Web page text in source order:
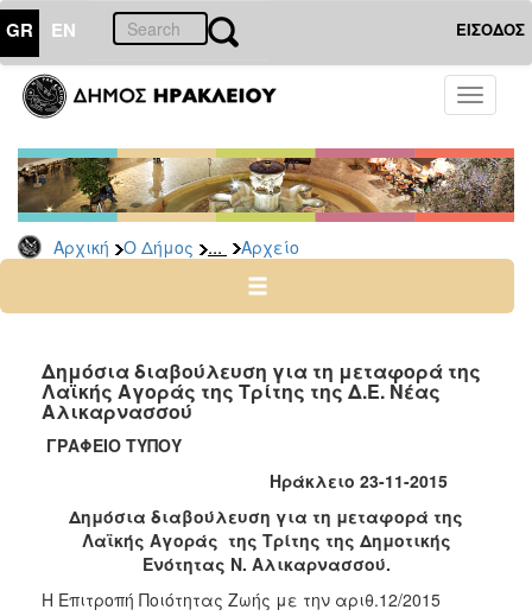
GR EN ΕΙΣΟΔΟΣ
Toggle
Αρχική Ο Δήμος ... Αρχείο
ΔΗΜΟΣ
Δημόσιες
Διαβουλεύσεις
Αρχείο
ΠΟΛΙΤΙΣΜΟΣ
Δημόσια διαβούλευση για τη μεταφορά της
Λαϊκής Αγοράς της Τρίτης της Δ.Ε. Νέας
Αλικαρνασσού
ΓΡΑΦΕΙΟ ΤΥΠΟΥ
Ηράκλειο 23-11-2015
Δημόσια διαβούλευση για τη μεταφορά της
Λαϊκής Αγοράς της Τρίτης της Δημοτικής
Ενότητας Ν. Αλικαρνασσού.
Η Επιτροπή Ποιότητας Ζωής με την αριθ.12/2015